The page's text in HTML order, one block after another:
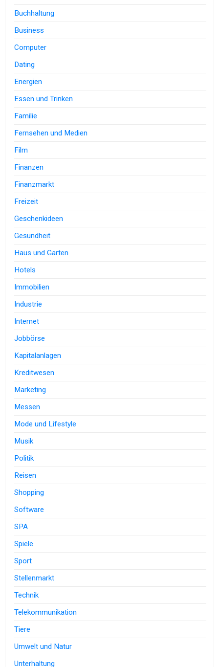
Buchhaltung
Business
Computer
Dating
Energien
Essen und Trinken
Familie
Fernsehen und Medien
Film
Finanzen
Finanzmarkt
Freizeit
Geschenkideen
Gesundheit
Haus und Garten
Hotels
Immobilien
Industrie
Internet
Jobbörse
Kapitalanlagen
Kreditwesen
Marketing
Messen
Mode und Lifestyle
Musik
Politik
Reisen
Shopping
Software
SPA
Spiele
Sport
Stellenmarkt
Technik
Telekommunikation
Tiere
Umwelt und Natur
Unterhaltung